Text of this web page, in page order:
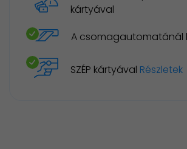
kártyával
A csomagautomatánál
SZÉP kártyával Részletek